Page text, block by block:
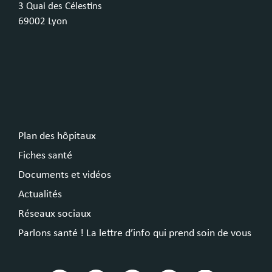
3 Quai des Célestins
69002 Lyon
Plan des hôpitaux
Fiches santé
Documents et vidéos
Actualités
Réseaux sociaux
Parlons santé ! La lettre d’info qui prend soin de vous